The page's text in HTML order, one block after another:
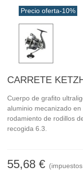
Precio oferta-10%
CARRETE
Cuerpo de grafito
aluminio mecanizado
rodamiento de rodillos
recogida 6.3.
55,68 €